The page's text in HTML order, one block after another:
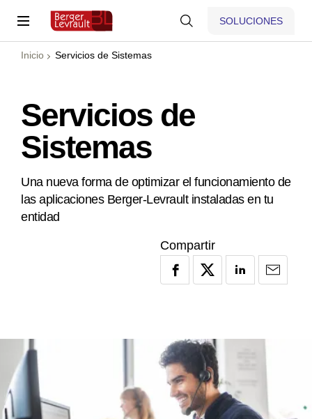
SOLUCIONES
Inicio Servicios de Sistemas
Servicios de
Sistemas
Una nueva forma de optimizar el funcionamiento de
las aplicaciones Berger-Levrault instaladas en tu
entidad
Compartir